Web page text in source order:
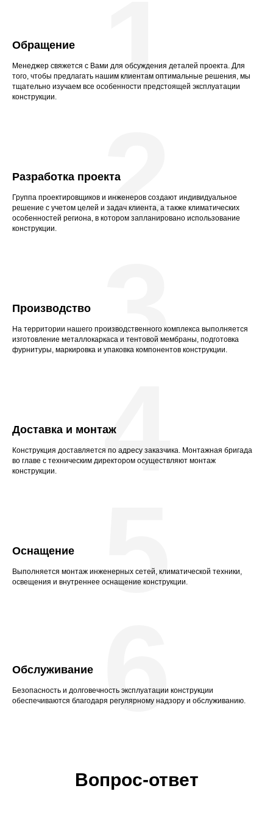
Обращение
Менеджер свяжется с Вами для обсуждения деталей проекта. Для
того, чтобы предлагать нашим клиентам оптимальные решения, мы
тщательно изучаем все особенности предстоящей эксплуатации
конструкции.
1
Разработка проекта
Группа проектировщиков и инженеров создают индивидуальное
решение с учетом целей и задач клиента, а также климатических
особенностей региона, в котором запланировано использование
конструкции.
2
Производство
На территории нашего производственного комплекса выполняется
изготовление металлокаркаса и тентовой мембраны, подготовка
фурнитуры, маркировка и упаковка компонентов конструкции.
3
Доставка и монтаж
Конструкция доставляется по адресу заказчика. Монтажная бригада
во главе с техническим директором осуществляют монтаж
конструкции.
4
Оснащение
Выполняется монтаж инженерных сетей, климатической техники,
освещения и внутреннее оснащение конструкции.
5
Обслуживание
Безопасность и долговечность эксплуатации конструкции
обеспечиваются благодаря регулярному надзору и обслуживанию.
6
Вопрос-ответ